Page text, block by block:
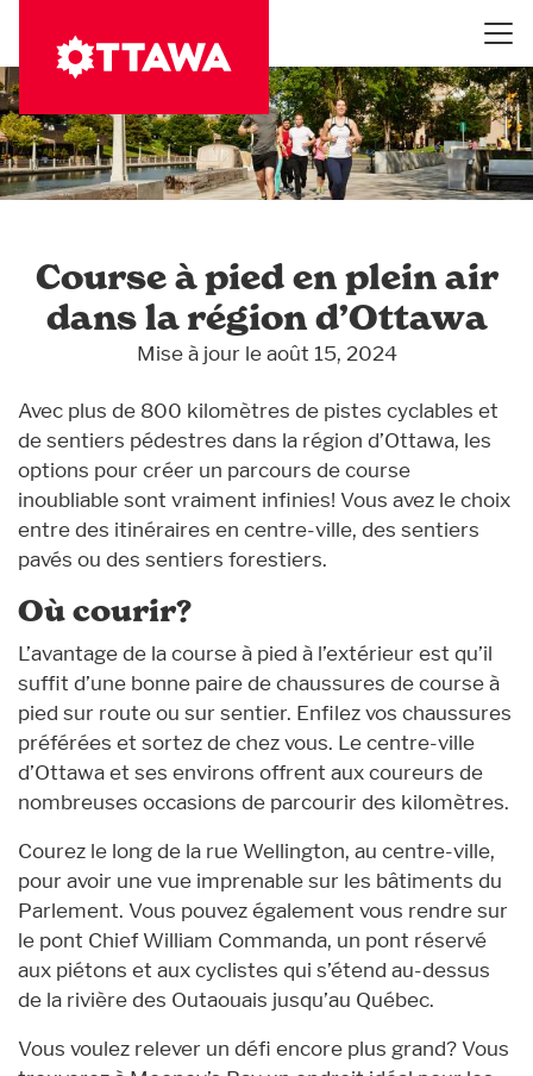
contenu
principal
Course à pied en plein air
dans la région d’Ottawa
Mise à jour le août 15, 2024
Avec plus de 800 kilomètres de pistes cyclables et
de sentiers pédestres dans la région d’Ottawa, les
options pour créer un parcours de course
inoubliable sont vraiment infinies! Vous avez le choix
entre des itinéraires en centre-ville, des sentiers
pavés ou des sentiers forestiers.
Où courir?
L’avantage de la course à pied à l’extérieur est qu’il
suffit d’une bonne paire de chaussures de course à
pied sur route ou sur sentier. Enfilez vos chaussures
préférées et sortez de chez vous. Le centre-ville
d’Ottawa et ses environs offrent aux coureurs de
nombreuses occasions de parcourir des kilomètres.
Courez le long de la rue Wellington, au centre-ville,
pour avoir une vue imprenable sur les bâtiments du
Parlement. Vous pouvez également vous rendre sur
le pont Chief William Commanda, un pont réservé
aux piétons et aux cyclistes qui s’étend au-dessus
de la rivière des Outaouais jusqu’au Québec.
Vous voulez relever un défi encore plus grand? Vous